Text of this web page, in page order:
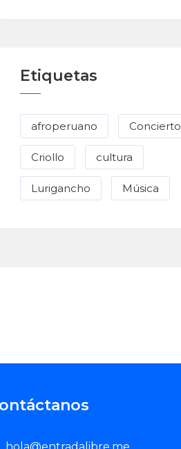
Etiquetas
afroperuano Concierto
Criollo cultura
Lurigancho Música